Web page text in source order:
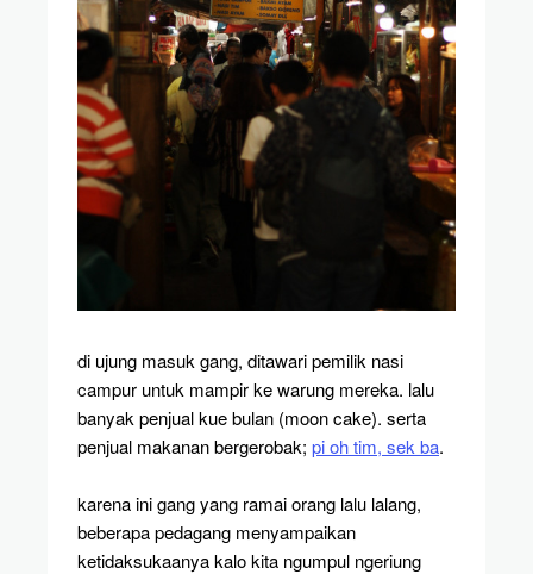
di ujung masuk gang, ditawari pemilik nasi
campur untuk mampir ke warung mereka. lalu
banyak penjual kue bulan (moon cake). serta
penjual makanan bergerobak; pi oh tim, sek ba.
karena ini gang yang ramai orang lalu lalang,
beberapa pedagang menyampaikan
ketidaksukaanya kalo kita ngumpul ngeriung